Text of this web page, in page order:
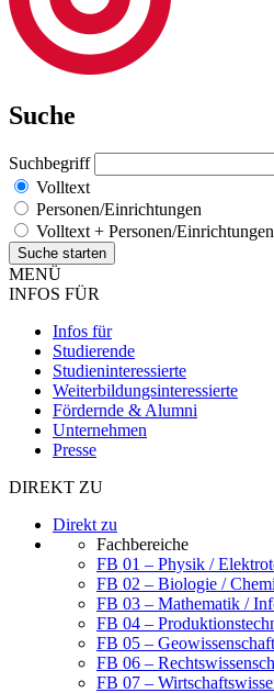
Suche
Suchbegriff
Volltext
Personen/Einrichtungen
Volltext + Personen/Einrichtungen
MENÜ
INFOS FÜR
Infos für
Studierende
Studieninteressierte
Weiterbildungsinteressierte
Fördernde & Alumni
Unternehmen
Presse
DIREKT ZU
Direkt zu
Fachbereiche
FB 01 – Physik /
FB 02 – Biologie /
FB 03 – Mathematik /
FB 04 –
FB 05 –
FB 06 –
FB 07 –